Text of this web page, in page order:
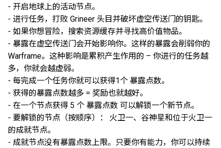
- 开启地球上的活动节点。
- 进行任务，打败 Grineer 头目并破坏虚空传送门的钥匙。
- 如果你想冒险，搜索资源缓存并寻找高价值物品。
- 暴露在虚空传送门会开始影响你。这样的暴露会削弱你的
Warframe。这种影响是累积产生作用的 – 你进行的任务越
多，你就会越虚弱。
- 每完成一个任务你就可以获得1个 暴露点数。
- 获得的暴露点数越多 = 奖励也就越好。
- 在一个节点获得 5 个 暴露点数 可以解锁一个新节点。
- 要解锁的节点（按顺序）： 火卫一、谷神星和位于火卫一
的成就节点。
- 成就节点没有暴露点数上限。只要你有能力，你可以持续